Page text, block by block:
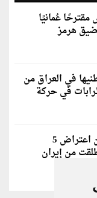
عُمانيًا
هرمز
في العراق من
في حركة
الجيش الأردني يعلن اعتراض 5
من إيران